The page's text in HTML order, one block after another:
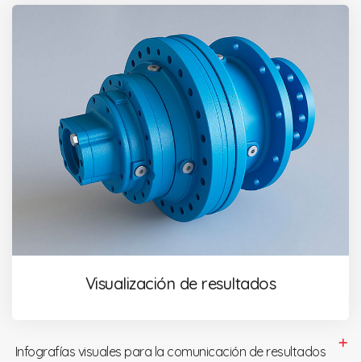
Visualización de resultados
Infografías visuales para la comunicación de resultados